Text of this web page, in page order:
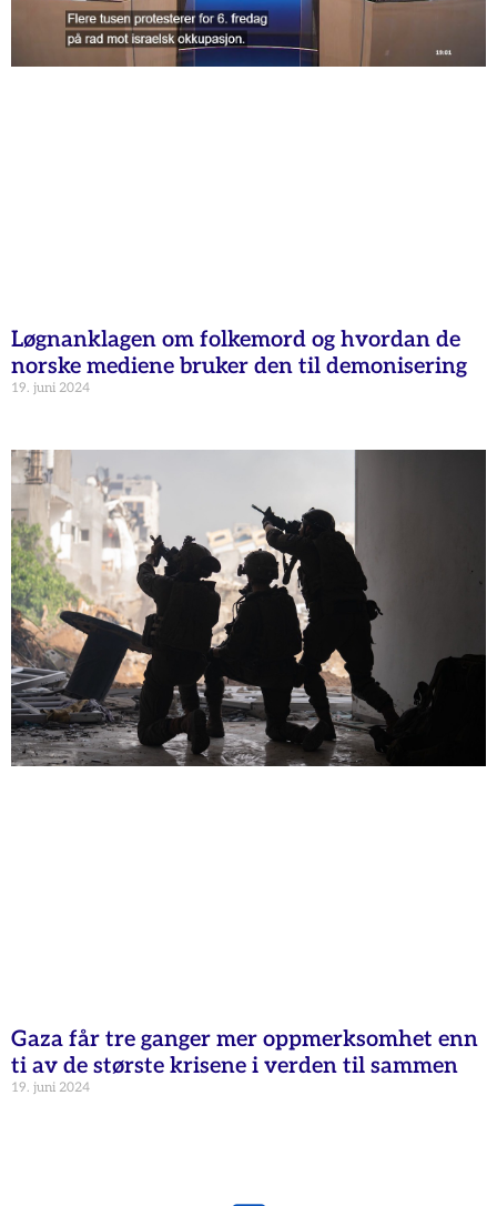
Løgnanklagen om folkemord og hvordan de
norske mediene bruker den til demonisering
19. juni 2024
Gaza får tre ganger mer oppmerksomhet enn
ti av de største krisene i verden til sammen
19. juni 2024